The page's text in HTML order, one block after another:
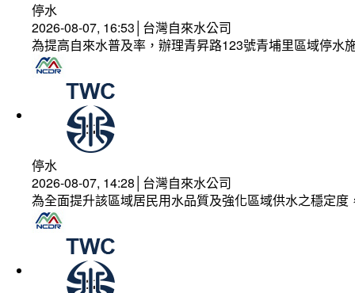
停水
2026-08-07, 16:53│台灣自來水公司
為提高自來水普及率，辦理青昇路123號青埔里區域停水
停水
2026-08-07, 14:28│台灣自來水公司
為全面提升該區域居民用水品質及強化區域供水之穩定